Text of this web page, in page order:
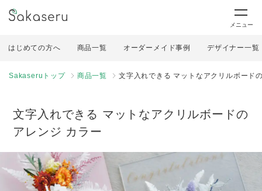
メニュー
はじめての方へ 商品一覧 オーダーメイド事例 デザイナー一覧
Sakaseruトップ 商品一覧 文字入れできる マットなアクリルボード
文字入れできる マットなアクリルボードの
アレンジ カラー